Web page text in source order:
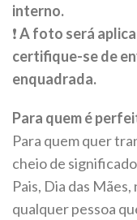
interno.
❗A foto será
certifique-se de
enquadrada.
Para quem é
Para quem quer
cheio de
Pais, Dia das
qualquer pessoa